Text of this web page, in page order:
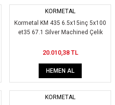
KORMETAL
Kormetal KM 435 6.5x15inç 5x100
et35 67.1 Silver Machined Çelik
20.010,38 TL
HEMEN AL
KORMETAL